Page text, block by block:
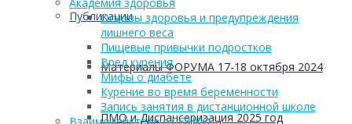
Публикации
Материалы ФОРУМА 17-18 октября 2024
ПМО и Диспансеризация 2025 год
Основы здоровья и предупреждения
лишнего веса
Пищевые привычки подростков
Вред курения
Мифы о диабете
Курение во время беременности
Запись занятия в дистанционной школе